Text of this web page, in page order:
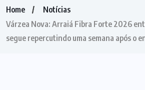
Home
Notícias
Várzea Nova: Arraiá Fibra Forte 2026
segue repercutindo uma semana após o